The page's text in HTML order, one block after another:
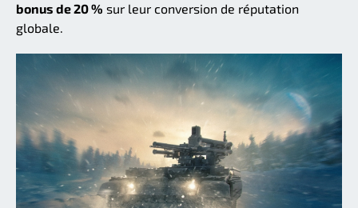
bonus de 20 % sur leur conversion de réputation
globale.